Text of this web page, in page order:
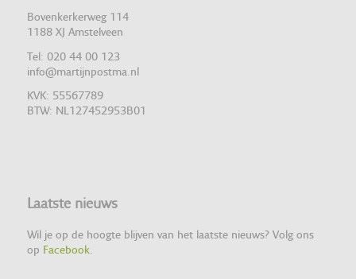
Bovenkerkerweg 114
1188 XJ Amstelveen
Tel: 020 44 00 123
info@martijnpostma.nl
KVK: 55567789
BTW: NL127452953B01
Laatste nieuws
Wil je op de hoogte blijven van het laatste nieuws? Volg ons
op Facebook.